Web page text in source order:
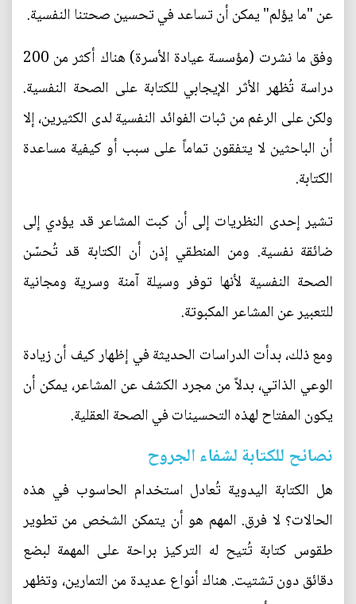
عن "ما يؤلم" يمكن أن تساعد في تحسين صحتنا النفسية.
وفق ما نشرت (مؤسسة عيادة الأسرة) هناك أكثر من 200
دراسة تُظهر الأثر الإيجابي للكتابة على الصحة النفسية.
ولكن على الرغم من ثبات الفوائد النفسية لدى الكثيرين، إلا
أن الباحثين لا يتفقون تماماً على سبب أو كيفية مساعدة
الكتابة.
تشير إحدى النظريات إلى أن كبت المشاعر قد يؤدي إلى
ضائقة نفسية. ومن المنطقي إذن أن الكتابة قد تُحسّن
الصحة النفسية لأنها توفر وسيلة آمنة وسرية ومجانية
للتعبير عن المشاعر المكبوتة.
ومع ذلك، بدأت الدراسات الحديثة في إظهار كيف أن زيادة
الوعي الذاتي، بدلاً من مجرد الكشف عن المشاعر، يمكن أن
يكون المفتاح لهذه التحسينات في الصحة العقلية.
نصائح للكتابة لشفاء الجروح
هل الكتابة اليدوية تُعادل استخدام الحاسوب في هذه
الحالات؟ لا فرق. المهم هو أن يتمكن الشخص من تطوير
طقوس كتابة تُتيح له التركيز براحة على المهمة لبضع
دقائق دون تشتيت. هناك أنواع عديدة من التمارين، وتظهر